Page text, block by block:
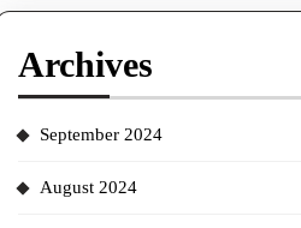
Archives
September 2024
August 2024